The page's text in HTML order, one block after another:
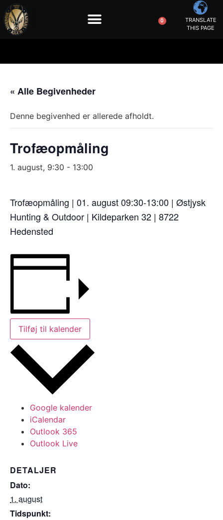
0
TRANSLATE
THIS PAGE
« Alle Begivenheder
Denne begivenhed er allerede afholdt.
Trofæopmåling
1. august, 9:30 - 13:00
Trofæopmåling | 01. august 09:30-13:00 | Østjysk
Hunting & Outdoor | Kildeparken 32 | 8722
Hedensted
Tilføj til kalender
Google kalender
iCalendar
Outlook 365
Outlook Live
DETALJER
Dato:
1. august
Tidspunkt: